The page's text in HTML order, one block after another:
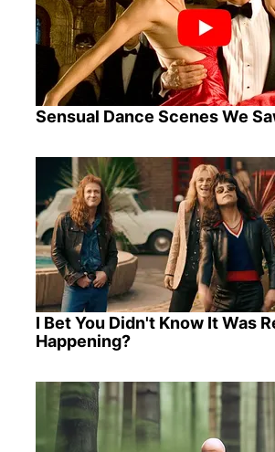
Sensual Dance Scenes We
I Bet You Didn't Know It Was
Happening?